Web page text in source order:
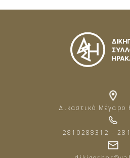
Δικαστικό Μέγαρο
2810288312 -